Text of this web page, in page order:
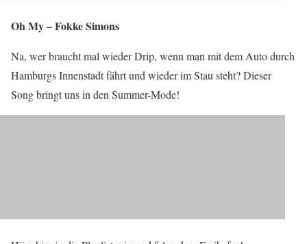
Oh My – Fokke Simons
Na, wer braucht mal wieder Drip, wenn man mit dem Auto durch
Hamburgs Innenstadt fährt und wieder im Stau steht? Dieser
Song bringt uns in den Summer-Mode!